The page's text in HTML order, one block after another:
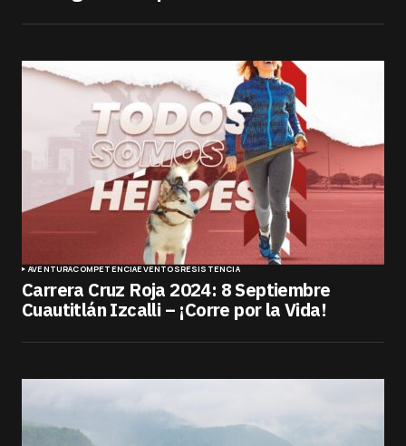
AVENTURACOMPETENCIAEVENTOSRESISTENCIA
Carrera Cruz Roja 2024: 8 Septiembre
Cuautitlán Izcalli – ¡Corre por la Vida!